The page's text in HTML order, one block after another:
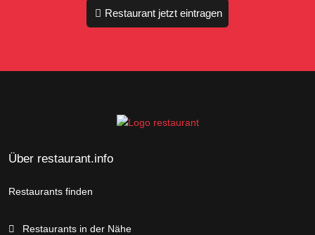
Restaurant jetzt eintragen
Über restaurant.info
Restaurants finden
Restaurants in der Nähe